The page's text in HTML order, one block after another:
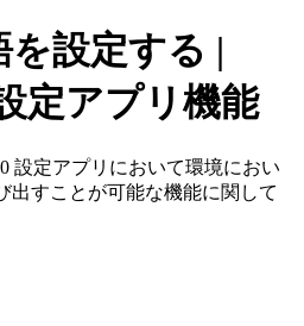
設定する |
定アプリ機能
設定アプリにおいて環境におい
出すことが可能な機能に関して